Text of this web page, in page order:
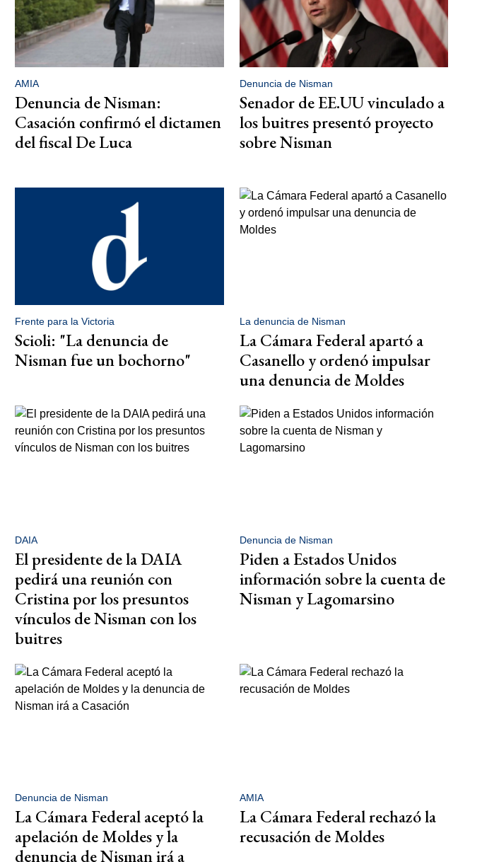
AMIA
Denuncia de Nisman:
Casación confirmó el dictamen
del fiscal De Luca
Denuncia de Nisman
Senador de EE.UU vinculado a
los buitres presentó proyecto
sobre Nisman
Frente para la Victoria
Scioli: "La denuncia de
Nisman fue un bochorno"
La denuncia de Nisman
La Cámara Federal apartó a
Casanello y ordenó impulsar
una denuncia de Moldes
DAIA
El presidente de la DAIA
pedirá una reunión con
Cristina por los presuntos
vínculos de Nisman con los
buitres
Denuncia de Nisman
Piden a Estados Unidos
información sobre la cuenta de
Nisman y Lagomarsino
Denuncia de Nisman
La Cámara Federal aceptó la
apelación de Moldes y la
denuncia de Nisman irá a
AMIA
La Cámara Federal rechazó la
recusación de Moldes